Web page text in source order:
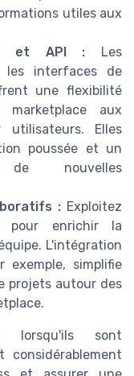
utiles aux
et API : Les
les interfaces de
une flexibilité
aux
utilisateurs. Elles
poussée et un
de nouvelles
:Exploitez
pour enrichir la
L'intégration
exemple, simplifie
projets autour des
lorsqu'ils sont
considérablement